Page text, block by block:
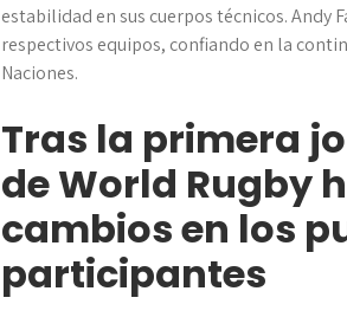
estabilidad en sus cuerpos técnicos. Andy
respectivos equipos, confiando en la
Naciones.
Tras la primera
de World Rugby
cambios en los
participantes